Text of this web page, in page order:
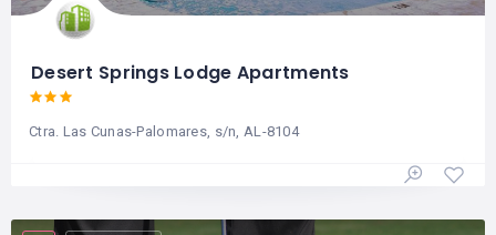
Desert Springs Lodge Apartments
Ctra. Las Cunas-Palomares, s/n, AL-8104